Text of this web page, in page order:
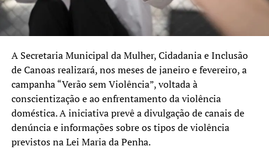
A Secretaria Municipal da Mulher, Cidadania e Inclusão
de Canoas realizará, nos meses de janeiro e fevereiro, a
campanha “Verão sem Violência”, voltada à
conscientização e ao enfrentamento da violência
doméstica. A iniciativa prevê a divulgação de canais de
denúncia e informações sobre os tipos de violência
previstos na Lei Maria da Penha.